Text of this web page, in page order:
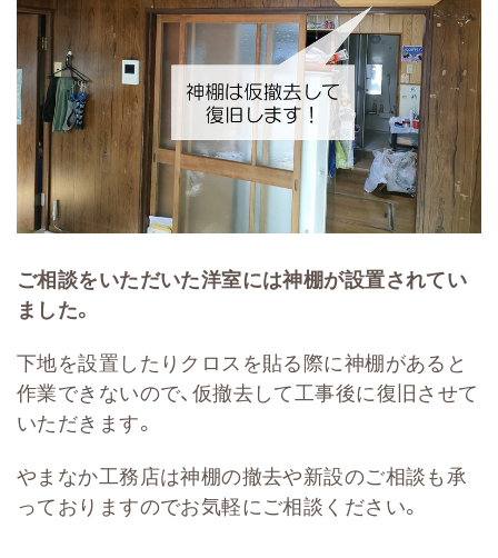
ご相談をいただいた洋室には神棚が設置されてい
ました。
下地を設置したりクロスを貼る際に神棚があると
作業できないので、仮撤去して工事後に復旧させて
いただきます。
やまなか工務店は神棚の撤去や新設のご相談も承
っておりますのでお気軽にご相談ください。